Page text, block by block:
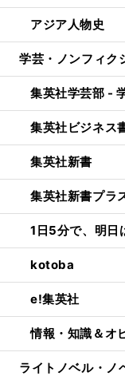
アジア人物史
学芸・ノンフィク
集英社学芸部 -
集英社ビジネス
集英社新書
集英社新書プラ
1日5分で、明
kotoba
e!集英社
情報・知識＆オ
ライトノベル・ノ